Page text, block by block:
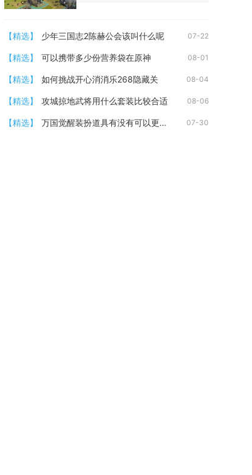
【精选】 少年三国志2陈赫公会该叫什么呢 07-22
【精选】 可以携带多少份营养袋在原神 08-01
【精选】 如何挑战开心消消乐268隐藏关 08-04
【精选】 攻城掠地武将用什么套装比较合适 08-06
【精选】 万国觉醒装扮道具有没有可以更换的风格 07-30